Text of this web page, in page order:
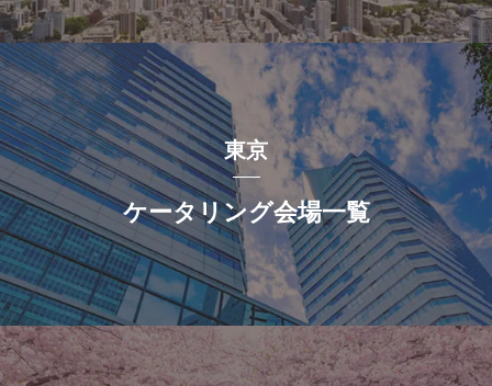
東京
ケータリング会場一覧